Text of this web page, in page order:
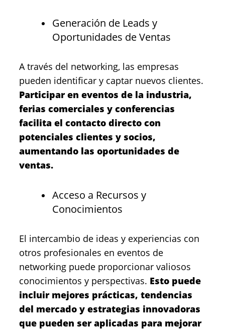
Generación de Leads y
Oportunidades de Ventas
A través del networking, las empresas
pueden identificar y captar nuevos clientes.
Participar en eventos de la industria,
ferias comerciales y conferencias
facilita el contacto directo con
potenciales clientes y socios,
aumentando las oportunidades de
ventas.
Acceso a Recursos y
Conocimientos
El intercambio de ideas y experiencias con
otros profesionales en eventos de
networking puede proporcionar valiosos
conocimientos y perspectivas. Esto puede
incluir mejores prácticas, tendencias
del mercado y estrategias innovadoras
que pueden ser aplicadas para mejorar